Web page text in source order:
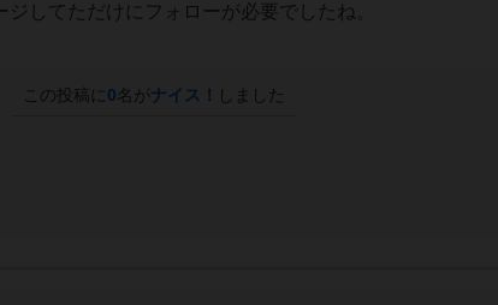
してただけにフォローが必要でしたね。
この投稿に 0名がナイス！ しました